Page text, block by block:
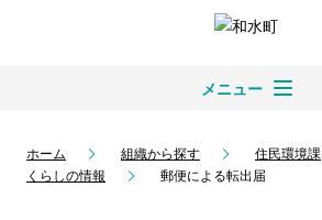
メニュー
ホーム 組織から探す
住民環境課
くらしの情報
郵便による転出届